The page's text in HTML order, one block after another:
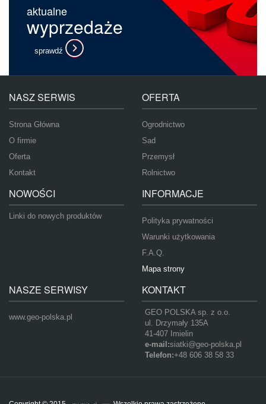
aktualne
wyprzedaże
sprawdź
NASZ SERWIS
Strona Główna
O firmie
Oferta
Kontakt
OFERTA
Ogrodnictwo
Sad
Przemysł
Rolnictwo
NOWOŚCI
Linki do nowych produktów
INFORMACJE
Polityka prywatności
Warunki użytkowania
F.A.Q.
Mapa strony
NASZE SERWISY
www.geo-polska.pl
KONTAKT
GEO POLSKA sp. z o.o.
ul. Drzymały 135A
41-407 Imielin
e-mail:siatki@geo-polska.pl
Telefon:+48 606 38 58 33